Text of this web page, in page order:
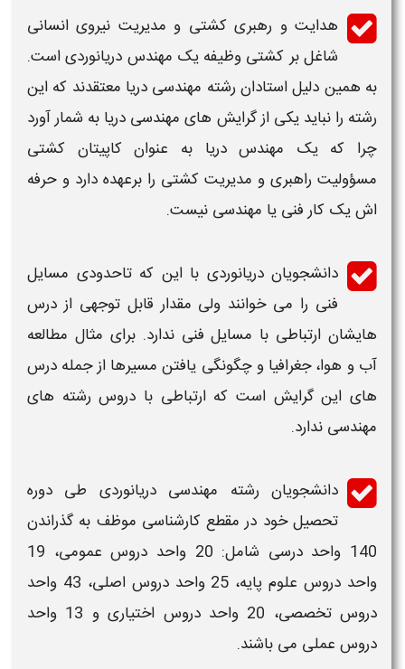
هدایت و رهبری کشتی و مدیریت نیروی انسانی
شاغل بر کشتی وظیفه یک مهندس دریانوردیاست.
به همین دلیل استادان رشته مهندسی دریا معتقدند که این
رشته را نباید یکی از گرایش های مهندسی دریا به شمار آورد
چرا که یک مهندس دریا به عنوان کاپیتان کشتی
مسؤولیت راهبری و مدیریت کشتی را برعهده دارد و حرفه
اش یک کار فنی یا مهندسی نیست.
دانشجویاندریانوردی با این که تاحدودی مسایل
فنی را می خوانند ولی مقدار قابل توجهی از درس
هایشان ارتباطی با مسایل فنی ندارد. برای مثال مطالعه
آب و هوا، جغرافیا و چگونگی یافتن مسیرها از جمله درس
های این گرایش است که ارتباطی با دروس رشته های
مهندسی ندارد.
دانشجویان رشته مهندسی دریانوردی طی دوره
تحصیل خود در مقطع کارشناسی موظف به گذراندن
140 واحد درسی شامل: 20 واحد دروس عمومی، 19
واحد دروس علوم پایه، 25 واحد دروس اصلی، 43 واحد
دروس تخصصی، 20 واحد دروس اختیاری و 13 واحد
دروس عملی می باشند.